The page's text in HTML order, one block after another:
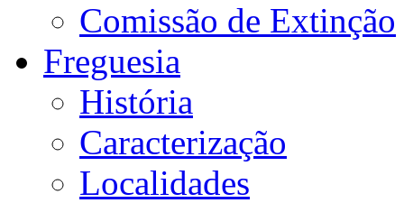
Comissão de Extinção
Freguesia
História
Caracterização
Localidades